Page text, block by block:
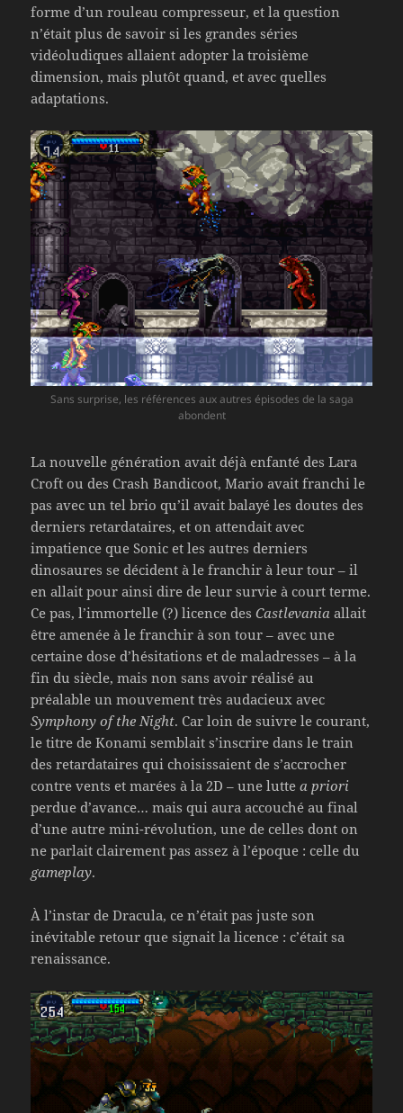
forme d’un rouleau compresseur, et la question
n’était plus de savoir si les grandes séries
vidéoludiques allaient adopter la troisième
dimension, mais plutôt quand, et avec quelles
adaptations.
Sans surprise, les références aux autres épisodes de la saga
abondent
La nouvelle génération avait déjà enfanté des Lara
Croft ou des Crash Bandicoot, Mario avait franchi le
pas avec un tel brio qu’il avait balayé les doutes des
derniers retardataires, et on attendait avec
impatience que Sonic et les autres derniers
dinosaures se décident à le franchir à leur tour – il
en allait pour ainsi dire de leur survie à court terme.
Ce pas, l’immortelle (?) licence desCastlevania allait
être amenée à le franchir à son tour – avec une
certaine dose d’hésitations et de maladresses – à la
fin du siècle, mais non sans avoir réalisé au
préalable un mouvement très audacieux avec
Symphony of the Night. Car loin de suivre le courant,
le titre de Konami semblait s’inscrire dans le train
des retardataires qui choisissaient de s’accrocher
contre vents et marées à la 2D – une lutte a priori
perdue d’avance… mais qui aura accouché au final
d’une autre mini-révolution, une de celles dont on
ne parlait clairement pas assez à l’époque : celle du
gameplay.
À l’instar de Dracula, ce n’était pas juste son
inévitable retour que signait la licence : c’était sa
renaissance.